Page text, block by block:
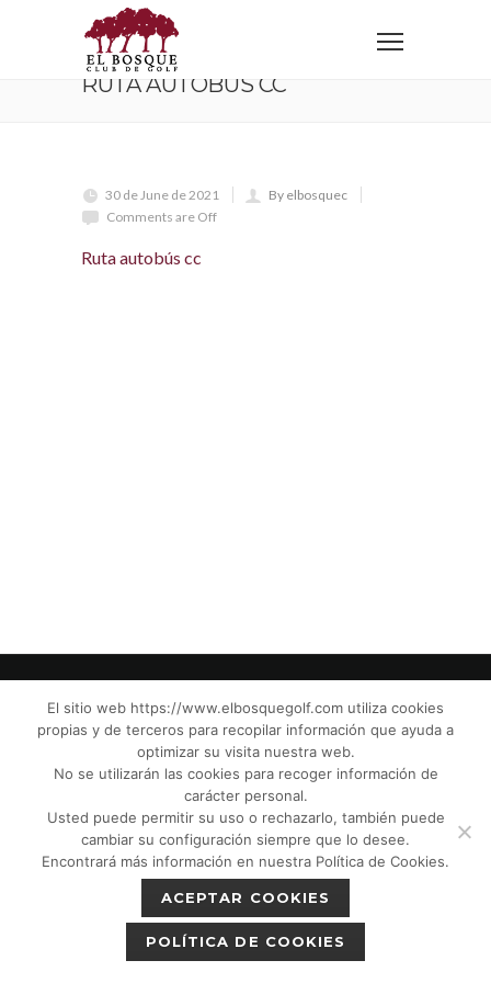
Home Ruta autobús cc
RUTA AUTOBÚS CC
30 de June de 2021
By elbosquec
Comments are Off
Ruta autobús cc
© El Bosque Club de Golf |Aviso Legal|
Política de Privacidad| Política de Cookies
Política de devoluciones|
Protección de Menores CPM”|
El sitio web https://www.elbosquegolf.com utiliza cookies
propias y de terceros para recopilar información que ayuda a
optimizar su visita nuestra web.
No se utilizarán las cookies para recoger información de
carácter personal.
Usted puede permitir su uso o rechazarlo, también puede
cambiar su configuración siempre que lo desee.
Encontrará más información en nuestra Política de Cookies.
ACEPTAR COOKIES
POLÍTICA DE COOKIES